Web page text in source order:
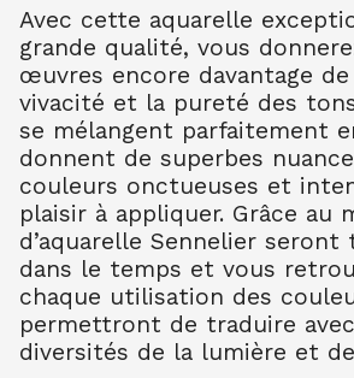
AQUARELLE EXTRA
TURQU PHTALO 341
8.80€ TTC 8.80 € TTC
AQUARELLE EXTRA
BLEU INDENTHR 395
10.00 € TTC
AQUARELLE EXTRA
TER OMB BR 202
7.90€ TTC 7.89€ TTC
AQUARELLE EXTRA
TER OMB NAT 205
7.90 € TTC 7.89€ TTC
AQUARELLE EXTRA
Avec cette aquarelle
grande qualité, vous
œuvres encore davantage
vivacité et la pureté des
se mélangent parfaitement
donnent de superbes
couleurs onctueuses et
plaisir à appliquer. Grâce au
d’aquarelle Sennelier
dans le temps et vous
chaque utilisation des
permettront de traduire
diversités de la lumière et